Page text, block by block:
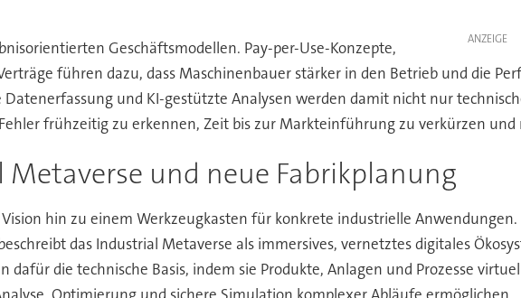
ANZEIGE
Geschäftsmodellen. Pay-per-Use-Konzepte,
führen dazu, dass Maschinenbauer stärker in den Betrieb und die
und KI-gestützte Analysen werden damit nicht nur
frühzeitig zu erkennen, Zeit bis zur Markteinführung zu verkürzen und
und neue Fabrikplanung
hin zu einem Werkzeugkasten für konkrete industrielle Anwendungen.
das Industrial Metaverse als immersives, vernetztes digitales
die technische Basis, indem sie Produkte, Anlagen und Prozesse